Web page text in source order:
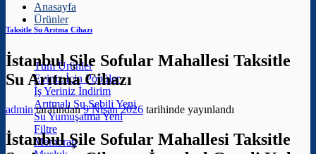
Anasayfa
Ürünler
Tüm Ürünler
Eviniz İçin
İş Yeriniz
Arıtmalı Su Sebili
Su Yumuşatma
Filtre
Membran
Taksitle Su Arıtma Cihazı
İstanbul Şile Sofular Mahallesi Taksitle
Su Arıtma Cihazı
admintarafından 9 Nisan 2026 tarihinde yayınlandı
İstanbul Şile Sofular Mahallesi Taksitle